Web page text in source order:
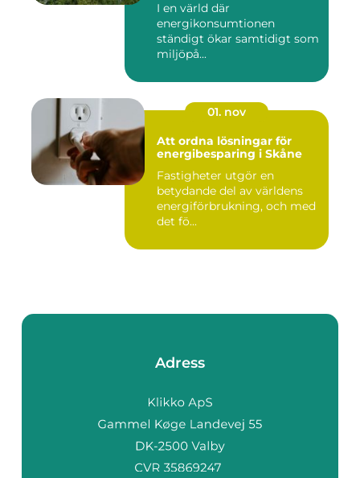
I en värld där
energikonsumtionen
ständigt ökar samtidigt som
miljöpå...
01. nov
Att ordna lösningar för
energibesparing i Skåne
Fastigheter utgör en
betydande del av världens
energiförbrukning, och med
det fö...
Adress